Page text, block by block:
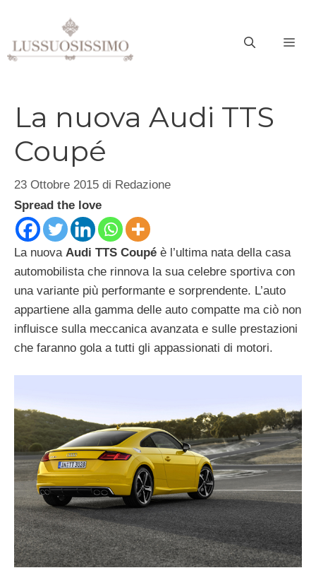
contenuto
La nuova Audi TTS
Coupé
23 Ottobre 2015 di Redazione
Spread the love
La nuova Audi TTS Coupé è l’ultima nata della casa
automobilista che rinnova la sua celebre sportiva con
una variante più performante e sorprendente. L’auto
appartiene alla gamma delle auto compatte ma ciò non
influisce sulla meccanica avanzata e sulle prestazioni
che faranno gola a tutti gli appassionati di motori.